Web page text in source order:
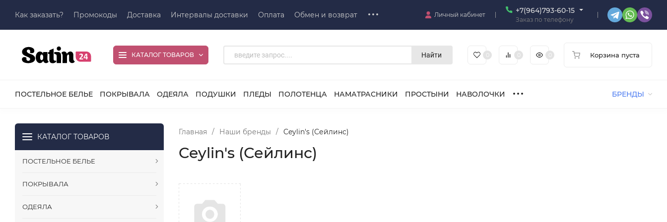
Как заказать? Промокоды Доставка Интервалы доставки Оплата Обмен и возврат Личный кабинет +7(964)793-60-15
Заказ по телефону
КАТАЛОГ ТОВАРОВ Найти Корзина пуста
ПОСТЕЛЬНОЕ БЕЛЬЕ ПОКРЫВАЛА ОДЕЯЛА ПОДУШКИ ПЛЕДЫ ПОЛОТЕНЦА НАМАТРАСНИКИ ПРОСТЫНИ НАВОЛОЧКИ БРЕНДЫ
КАТАЛОГ ТОВАРОВ
ПОСТЕЛЬНОЕ БЕЛЬЕ
ПОКРЫВАЛА
ОДЕЯЛА
Главная / Наши бренды / Ceylin's (Сейлинс)
Ceylin's (Сейлинс)